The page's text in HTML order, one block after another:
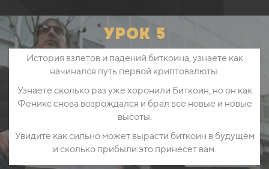
урок 5
История взлетов и падений биткоина, узнаете как
начинался путь первой криптовалюты.
Узнаете сколько раз уже хоронили Биткоин, но он как
Феникс снова возрождался и брал все новые и новые
высоты.
Увидите как сильно может вырасти биткоин в будущем
и сколько прибыли это принесет вам.